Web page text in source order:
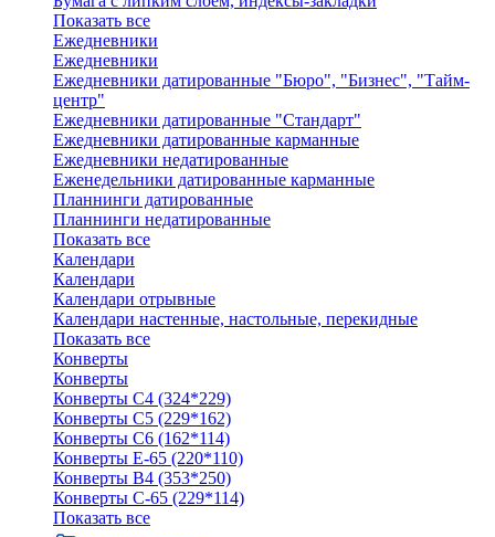
Показать все
Ежедневники
Ежедневники
Ежедневники датированные "Бюро", "Бизнес", "Тайм-
центр"
Ежедневники датированные "Стандарт"
Ежедневники датированные карманные
Ежедневники недатированные
Еженедельники датированные карманные
Планнинги датированные
Планнинги недатированные
Показать все
Календари
Календари
Календари отрывные
Календари настенные, настольные, перекидные
Показать все
Конверты
Конверты
Конверты C4 (324*229)
Конверты C5 (229*162)
Конверты C6 (162*114)
Конверты E-65 (220*110)
Конверты В4 (353*250)
Конверты С-65 (229*114)
Показать все